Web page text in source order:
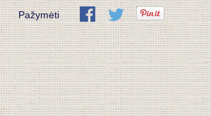
Pažymėti